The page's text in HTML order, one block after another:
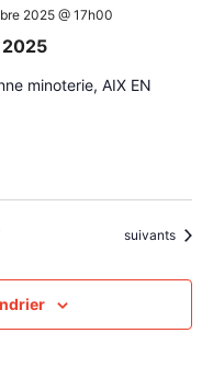
2025 @ 17h00
minoterie, AIX EN
Évènements
suivants